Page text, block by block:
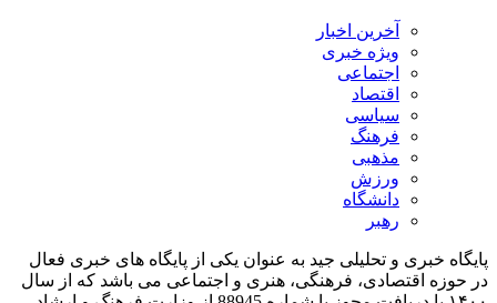
آخرین اخبار
ویژه خبری
اجتماعی
اقتصاد
سیاسی
فرهنگ
مذهبی
ورزش
دانشگاه
رهبر
پایگاه خبری و تحلیلی جید به عنوان یکی از پایگاه های خبری فعال
در حوزه اقتصادی، فرهنگی، هنری و اجتماعی می باشد که از سال